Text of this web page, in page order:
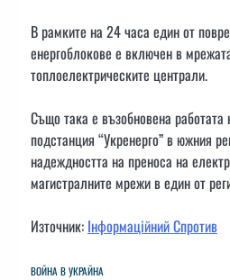
В рамките на 24 часа един от
енергоблокове е включен в
топлоелектрическите централи.
Също така е възобновена работата
подстанция “Укренерго” в южния
надеждността на преноса на
магистралните мрежи в един от
Източник: Інформаційний Спротив
ВОЙНА В УКРАЙНА